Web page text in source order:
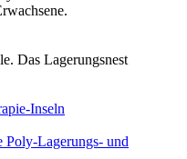
Das Lagerungsnest
Inseln
Poly-Lagerungs- und